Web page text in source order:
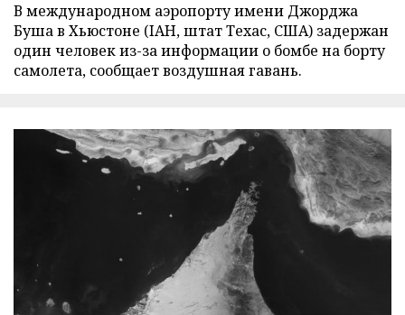
В международном аэропорту имени Джорджа
Буша в Хьюстоне (IAH, штат Техас, США) задержан
один человек из-за информации о бомбе на борту
самолета, сообщает воздушная гавань.